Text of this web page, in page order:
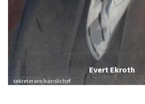
Evert Ekroth
sekreterare/kanslichef